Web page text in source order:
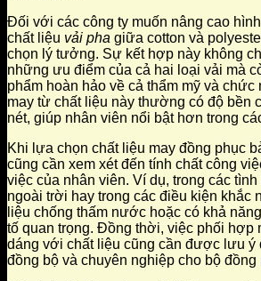
Đối với các công ty muốn nâng cao
chất liệu vải pha giữa cotton và
chọn lý tưởng. Sự kết hợp này không
những ưu điểm của cả hai loại vải mà
phẩm hoàn hảo về cả thẩm mỹ và
may từ chất liệu này thường có độ bền
nét, giúp nhân viên nổi bật hơn trong
Khi lựa chọn chất liệu may đồng phục
cũng cần xem xét đến tính chất công
việc của nhân viên. Ví dụ, trong các
ngoài trời hay trong các điều kiện khắc
liệu chống thấm nước hoặc có khả
tố quan trọng. Đồng thời, việc phối hợp
dáng với chất liệu cũng cần được lưu ý
đồng bộ và chuyên nghiệp cho bộ đồng